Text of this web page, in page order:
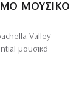
ΜΟΥΣΙΚΌ
Valley
μουσικά